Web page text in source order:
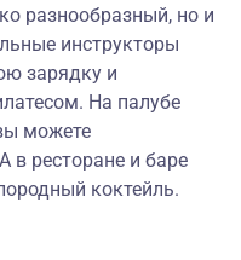
разнообразный, но и
инструкторы
зарядку и
На палубе
можете
в ресторане и баре
коктейль.